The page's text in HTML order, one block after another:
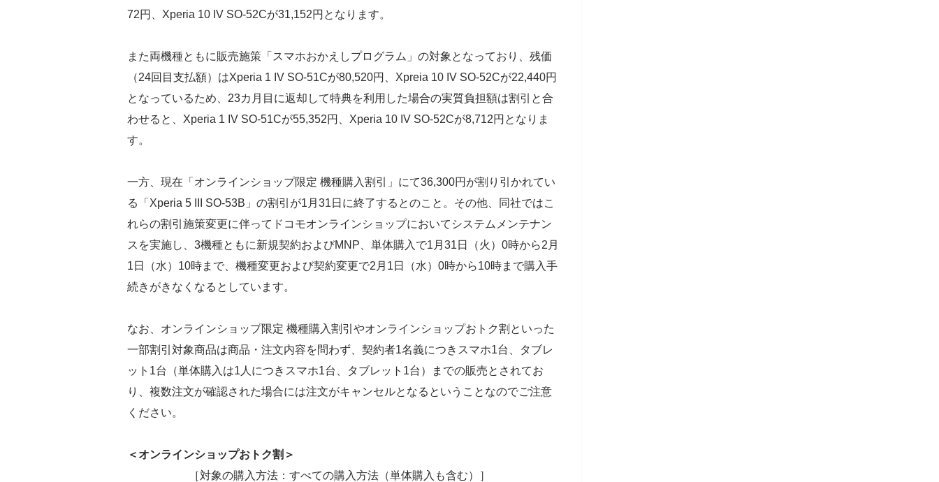
72円、Xperia 10 IV SO-52Cが31,152円となります。
また両機種ともに販売施策「スマホおかえしプログラム」の対象となっており、残価
（24回目支払額）はXperia 1 IV SO-51Cが80,520円、Xpreia 10 IV SO-52Cが22,440円
となっているため、23カ月目に返却して特典を利用した場合の実質負担額は割引と合
わせると、Xperia 1 IV SO-51Cが55,352円、Xperia 10 IV SO-52Cが8,712円となりま
す。
一方、現在「オンラインショップ限定 機種購入割引」にて36,300円が割り引かれてい
る「Xperia 5 III SO-53B」の割引が1月31日に終了するとのこと。その他、同社ではこ
れらの割引施策変更に伴ってドコモオンラインショップにおいてシステムメンテナン
スを実施し、3機種ともに新規契約およびMNP、単体購入で1月31日（火）0時から2月
1日（水）10時まで、機種変更および契約変更で2月1日（水）0時から10時まで購入手
続きがきなくなるとしています。
なお、オンラインショップ限定 機種購入割引やオンラインショップおトク割といった
一部割引対象商品は商品・注文内容を問わず、契約者1名義につきスマホ1台、タブレ
ット1台（単体購入は1人につきスマホ1台、タブレット1台）までの販売とされてお
り、複数注文が確認された場合には注文がキャンセルとなるということなのでご注意
ください。
＜オンラインショップおトク割＞
［対象の購入方法：すべての購入方法（単体購入も含む）］